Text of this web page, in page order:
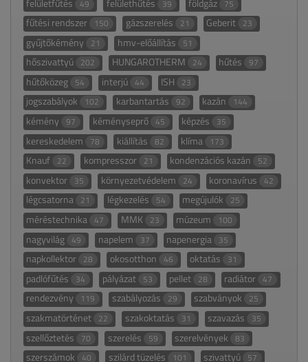
felületfűtés 49 felülethűtés 39 földgáz 75
fűtési rendszer 150 gázszerelés 21 Geberit 23
gyűjtőkémény 21 hmv-előállítás 51
hőszivattyú 202 HUNGAROTHERM 24 hűtés 97
hűtőközeg 54 interjú 44 ISH 23
jogszabályok 102 karbantartás 92 kazán 144
kémény 97 kéményseprő 45 képzés 35
kereskedelem 78 kiállítás 82 klíma 173
Knauf 22 kompresszor 21 kondenzációs kazán 52
konvektor 35 környezetvédelem 24 koronavírus 42
légcsatorna 21 légkezelés 54 megújulók 25
méréstechnika 47 MMK 23 múzeum 100
nagyvilág 49 napelem 37 napenergia 35
napkollektor 28 okosotthon 46 oktatás 31
padlófűtés 34 pályázat 53 pellet 28 radiátor 47
rendezvény 119 szabályozás 29 szabványok 25
szakmatörténet 22 szakoktatás 31 szavazás 35
szellőztetés 70 szerelés 59 szerelvények 83
szerszámok 40 szilárd tüzelés 101 szivattyú 57